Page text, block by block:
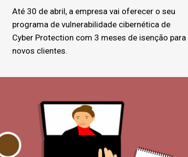
Até 30 de abril, a empresa vai oferecer o seu
programa de vulnerabilidade cibernética de
Cyber Protection com 3 meses de isenção para
novos clientes.